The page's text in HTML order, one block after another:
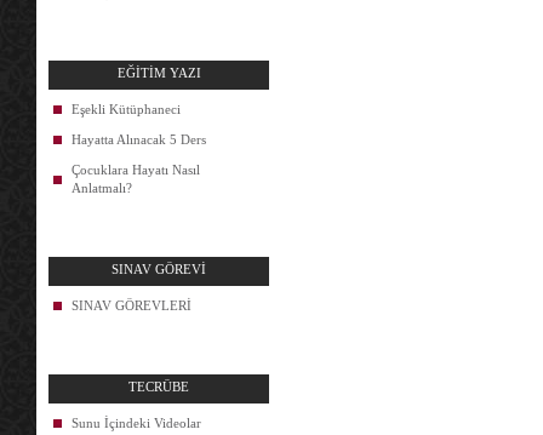
EĞİTİM YAZI
Eşekli Kütüphaneci
Hayatta Alınacak 5 Ders
Çocuklara Hayatı Nasıl
Anlatmalı?
SINAV GÖREVİ
SINAV GÖREVLERİ
TECRÜBE
Sunu İçindeki Videolar